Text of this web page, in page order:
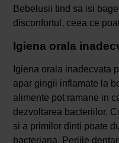
Bebelusii tind sa isi
disconfortul, ceea ce
Igiena orala
Igiena orala inadecvata
apar gingii inflamate la
alimente pot ramane in
dezvoltarea bacteriilor.
si a primilor dinti poate
bacteriana. Periile